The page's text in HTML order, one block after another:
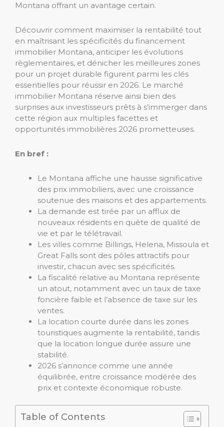
Montana offrant un avantage certain.
Découvrir comment maximiser la rentabilité tout
en maîtrisant les spécificités du financement
immobilier Montana, anticiper les évolutions
règlementaires, et dénicher les meilleures zones
pour un projet durable figurent parmi les clés
essentielles pour réussir en 2026. Le marché
immobilier Montana réserve ainsi bien des
surprises aux investisseurs prêts à s’immerger dans
cette région aux multiples facettes et
opportunités immobilières 2026 prometteuses.
En bref :
Le Montana affiche une hausse significative
des prix immobiliers, avec une croissance
soutenue des maisons et des appartements.
La demande est tirée par un afflux de
nouveaux résidents en quête de qualité de
vie et par le télétravail.
Les villes comme Billings, Helena, Missoula et
Great Falls sont des pôles attractifs pour
investir, chacun avec ses spécificités.
La fiscalité relative au Montana représente
un atout, notamment avec un taux de taxe
foncière faible et l’absence de taxe sur les
ventes.
La location courte durée dans les zones
touristiques augmente la rentabilité, tandis
que la location longue durée assure une
stabilité.
2026 s’annonce comme une année
équilibrée, entre croissance modérée des
prix et contexte économique robuste.
Table of Contents